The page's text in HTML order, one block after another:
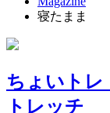
寝たまま
ちょいトレ
トレッチ